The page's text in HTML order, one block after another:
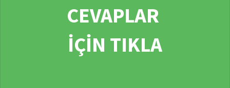
CEVAPLAR
İÇİN TIKLA